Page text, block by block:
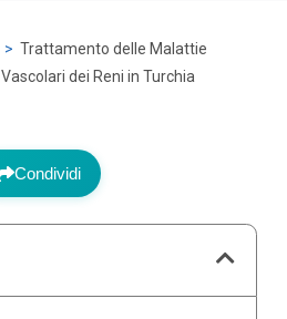
Trattamento delle Malattie
Vascolari dei Reni in Turchia
Condividi